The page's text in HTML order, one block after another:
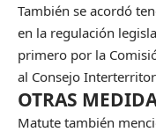
También se acordó
en la regulación
primero por la
al Consejo
OTRAS
Matute también